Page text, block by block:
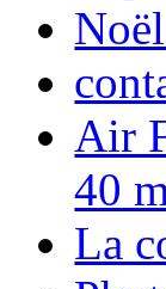
Air
40
La